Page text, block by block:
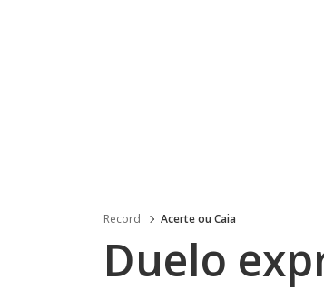
Record Acerte ou Caia
Duelo